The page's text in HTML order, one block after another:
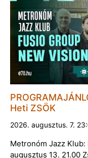
Heti ZSÖK
2026. augusztus. 7.
Metronóm Jazz
augusztus 13. 21.00